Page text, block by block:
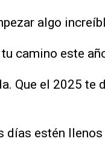
algo
camino este
Que el 2025 te
días estén